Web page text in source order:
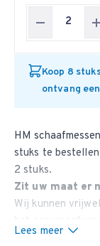
Koop 8
ontvang
HM
stuks te
2 stuks.
Zit uw maat er
Wij kunnen
contact met u op.
Lees meer